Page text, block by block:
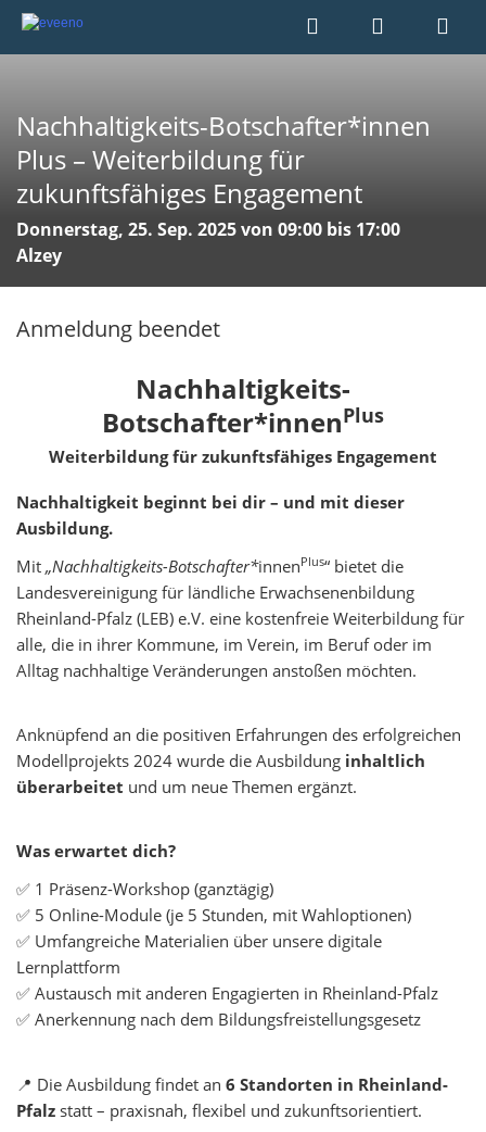
Nachhaltigkeits-Botschafter*innen
Plus – Weiterbildung für
zukunftsfähiges Engagement
Donnerstag, 25. Sep. 2025 von 09:00 bis 17:00
Alzey
Anmeldung beendet
Nachhaltigkeits-
Botschafter*innenPlus
Weiterbildung für zukunftsfähiges Engagement
Nachhaltigkeit beginnt bei dir – und mit dieser
Ausbildung.
Mit „Nachhaltigkeits-Botschafter*innenPlus“ bietet die
Landesvereinigung für ländliche Erwachsenenbildung
Rheinland-Pfalz (LEB) e.V. eine kostenfreie Weiterbildung für
alle, die in ihrer Kommune, im Verein, im Beruf oder im
Alltag nachhaltige Veränderungen anstoßen möchten.
Anknüpfend an die positiven Erfahrungen des erfolgreichen
Modellprojekts 2024 wurde die Ausbildung inhaltlich
überarbeitet und um neue Themen ergänzt.
Was erwartet dich?
✅ 1 Präsenz-Workshop (ganztägig)
✅ 5 Online-Module (je 5 Stunden, mit Wahloptionen)
✅ Umfangreiche Materialien über unsere digitale
Lernplattform
✅ Austausch mit anderen Engagierten in Rheinland-Pfalz
✅ Anerkennung nach dem Bildungsfreistellungsgesetz
📍 Die Ausbildung findet an 6 Standorten in Rheinland-
Pfalz statt – praxisnah, flexibel und zukunftsorientiert.